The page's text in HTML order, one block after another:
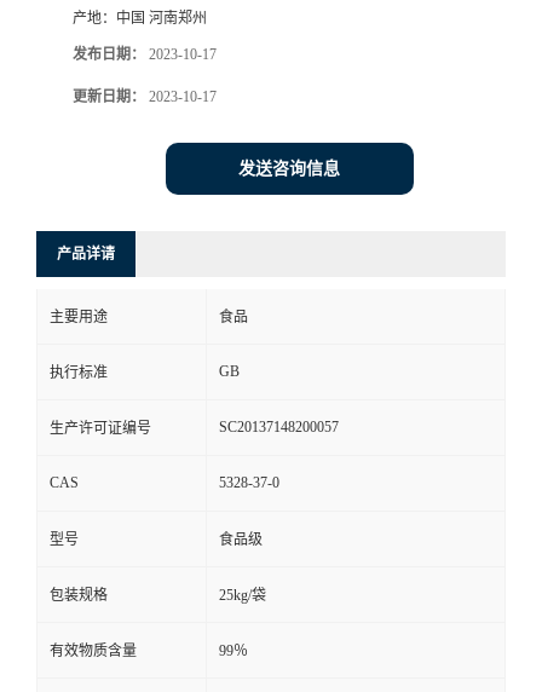
产地： 中国 河南郑州
发布日期： 2023-10-17
更新日期： 2023-10-17
发送咨询信息
产品详请
主要用途 食品
执行标准 GB
生产许可证编号 SC20137148200057
CAS 5328-37-0
型号 食品级
包装规格 25kg/袋
有效物质含量 99％